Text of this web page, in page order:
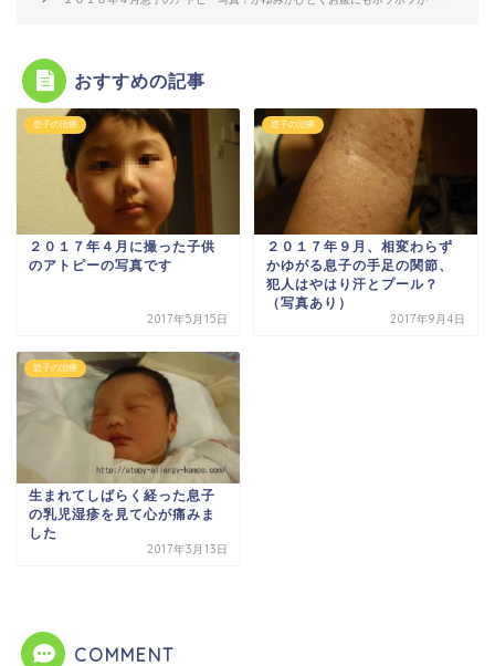
おすすめの記事
息子の治療
２０１７年４月に撮った子供
のアトピーの写真です
2017年5月15日
息子の治療
２０１７年９月、相変わらず
かゆがる息子の手足の関節、
犯人はやはり汗とプール？
（写真あり）
2017年9月4日
息子の治療
生まれてしばらく経った息子
の乳児湿疹を見て心が痛みま
した
2017年3月13日
COMMENT